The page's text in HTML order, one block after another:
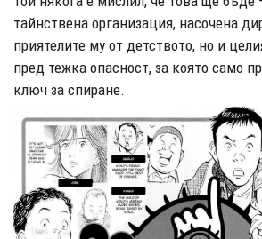
тайнствена организация, насочена
приятелите му от детството, но и
пред тежка опасност, за която само
ключ за спиране.